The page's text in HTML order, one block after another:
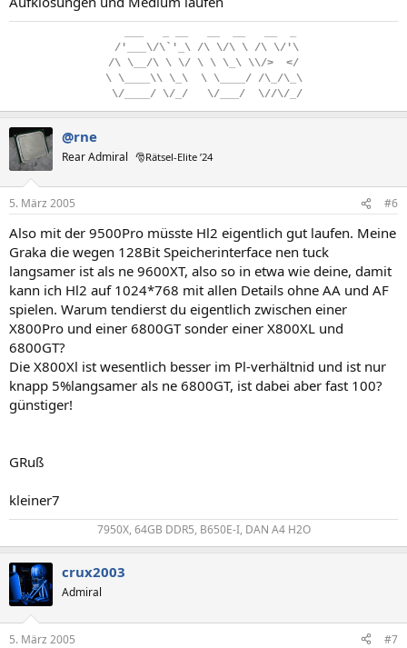
/'___\/\`'_\ /\ \/\ \ /\ \/'\
/\ \__/\ \ \/ \ \ \_\ \\/>
</
\. \____\\. \_\.. \. \____/. /\_/\_\
\/____/. \/_/... \/___/.. \//\/_/
@rne
Rear Admiral 🎅Rätsel-Elite ’24
5. März 2005 #6
Also mit der 9500Pro müsste Hl2 eigentlich gut laufen. Meine
Graka die wegen 128Bit Speicherinterface nen tuck
langsamer ist als ne 9600XT, also so in etwa wie deine, damit
kann ich Hl2 auf 1024*768 mit allen Details ohne AA und AF
spielen. Warum tendierst du eigentlich zwischen einer
X800Pro und einer 6800GT sonder einer X800XL und
6800GT?
Die X800Xl ist wesentlich besser im Pl-verhältnid und ist nur
knapp 5%langsamer als ne 6800GT, ist dabei aber fast 100?
günstiger!
GRuß
kleiner7
7950X, 64GB DDR5, B650E-I, DAN A4 H2O​
crux2003
Admiral
5. März 2005 #7